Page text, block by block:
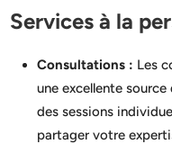
Services à la
Consultations : Les
une excellente
des sessions
partager votre